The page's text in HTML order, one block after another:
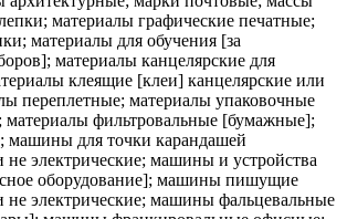
материалы графические печатные;
материалы для обучения [за
материалы канцелярские для
клеящие [клеи] канцелярские или
переплетные; материалы упаковочные
материалы фильтровальные [бумажные];
для точки карандашей
не электрические; машины и устройства
оборудование]; машины пишущие
не электрические; машины фальцевальные